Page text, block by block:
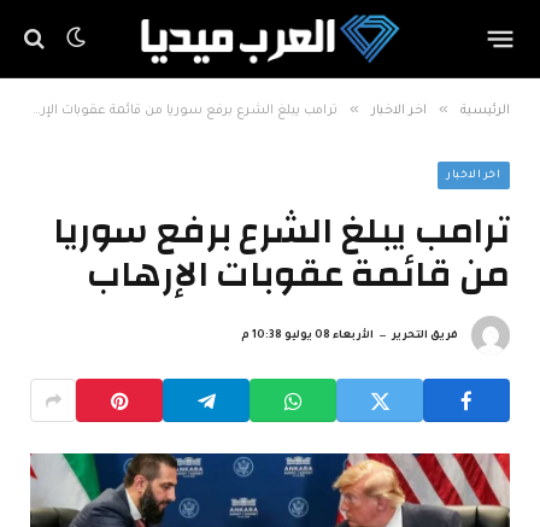
الرئيسية » اخر الاخبار » ترامب يبلغ الشرع برفع سوريا من قائمة عقوبات الإرهاب
اخر الاخبار
ترامب يبلغ الشرع برفع سوريا
من قائمة عقوبات الإرهاب
فريق التحرير الأربعاء 08 يوليو 10:38 م